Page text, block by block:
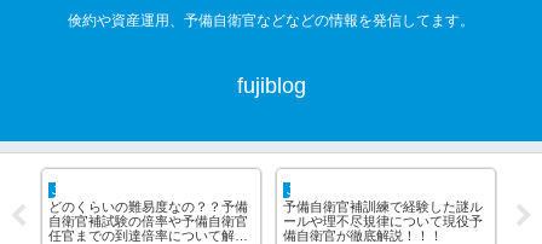
倹約や資産運用、予備自衛官などなどの情報を発信してます。
fujiblog
の？？予備
予備自衛官
ついて解
予備自衛官補訓練で経験した謎ル
ールや理不尽規律について現役予
備自衛官が徹底解説！！！
不動産屋は借主の敵！！ぼったく
られずに安く賃貸契約する方法に
ついて解説